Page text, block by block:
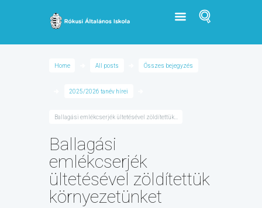
Home All posts Összes bejegyzés
2025/2026 tanév hírei
Ballagási emlékcserjék ültetésével zöldítettük...
Ballagási
emlékcserjék
ültetésével zöldítettük
környezetünket